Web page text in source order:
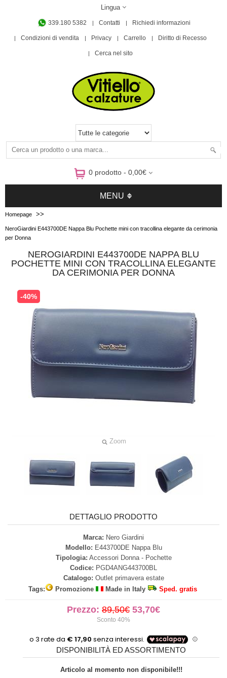
Lingua
339.180 5382 Contatti Richiedi informazioni
Condizioni di vendita Privacy Carrello Diritto di Recesso
Cerca nel sito
0 prodotto - 0,00€
MENU
Homepage >>
NeroGiardini E443700DE Nappa Blu Pochette mini con tracollina elegante da cerimonia
per Donna
NEROGIARDINI E443700DE NAPPA BLU
POCHETTE MINI CON TRACOLLINA ELEGANTE
DA CERIMONIA PER DONNA
Zoom
-40%
DETTAGLIO PRODOTTO
Marca: Nero Giardini
Modello: E443700DE Nappa Blu
Tipologia: Accessori Donna - Pochette
Codice: PGD4ANG443700BL
Catalogo: Outlet primavera estate
Tags:
Promozione Made in Italy Sped. gratis
Prezzo: 89,50€ 53,70€
Sconto 40%
DISPONIBILITÀ ED ASSORTIMENTO
Articolo al momento non disponibile!!!